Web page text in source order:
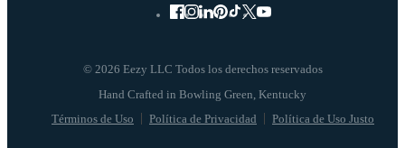
© 2026 Eezy LLC Todos los derechos reservados
Términos de Uso Política de Privacidad Política de Uso Justo